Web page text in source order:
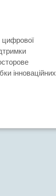
інноваційних